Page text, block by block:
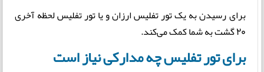
برای رسیدن به یک تور تفلیس ارزان و یا تور تفلیس لحظه آخری
20 گشت به شما کمک می‌کند.
برای تور تفلیس چه مدارکی نیاز است